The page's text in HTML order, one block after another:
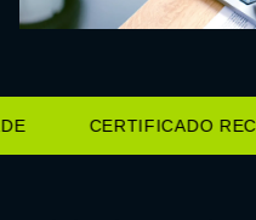
CERTIFICADO